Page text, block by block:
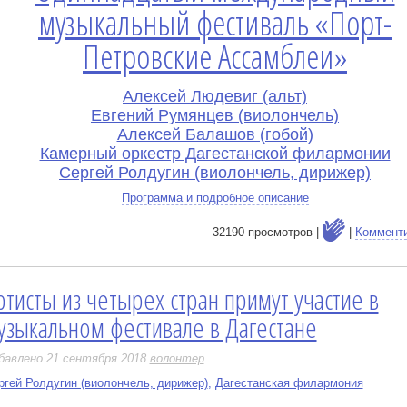
музыкальный фестиваль «Порт-
Петровские Ассамблеи»
Алексей Людевиг (альт)
Евгений Румянцев (виолончель)
Алексей Балашов (гобой)
Камерный оркестр Дагестанской филармонии
Сергей Ролдугин (виолончель, дирижер)
Программа и подробное описание
32190 просмотров |
из четырех стран примут участие в
фестивале в Дагестане
21 сентября 2018 волонтер
Ролдугин (виолончель, дирижер), Дагестанская филармония